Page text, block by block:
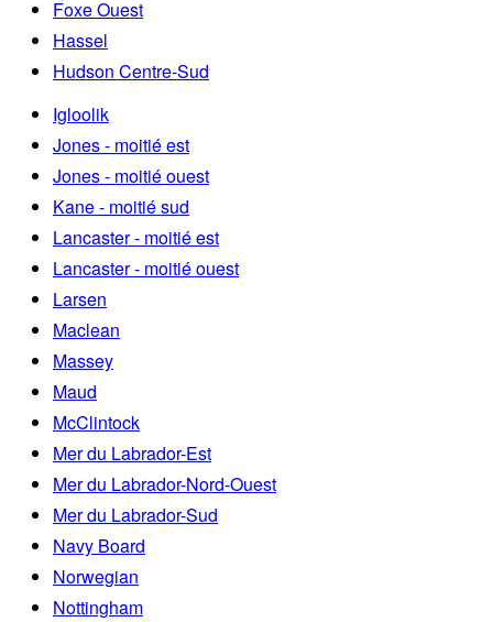
Foxe Ouest
Hassel
Hudson Centre-Sud
Igloolik
Jones - moitié est
Jones - moitié ouest
Kane - moitié sud
Lancaster - moitié est
Lancaster - moitié ouest
Larsen
Maclean
Massey
Maud
McClintock
Mer du Labrador-Est
Mer du Labrador-Nord-Ouest
Mer du Labrador-Sud
Navy Board
Norwegian
Nottingham